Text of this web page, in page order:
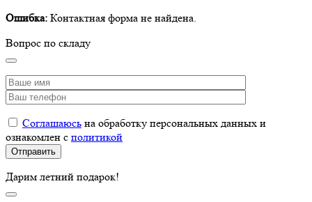
Ошибка: Контактная форма не найдена.
Вопрос по складу
Соглашаюсь на обработку персональных данных и
ознакомлен с политикой
Дарим летний подарок!